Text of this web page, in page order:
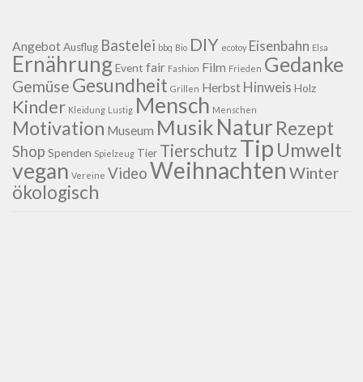
AngebotAusflug Bastelei bbq Bio DIY ecotoy Eisenbahn Elsa
ErnährungEvent fair Fashion Film Frieden Gedanke
Gemüse Gesundheit Grillen Herbst Hinweis Holz
Kinder Kleidung Lustig Mensch Menschen
Motivation Museum Musik NaturRezept
Shop Spenden Spielzeug Tier Tierschutz Tip Umwelt
vegan Vereine VideoWeihnachten Winter
ökologisch